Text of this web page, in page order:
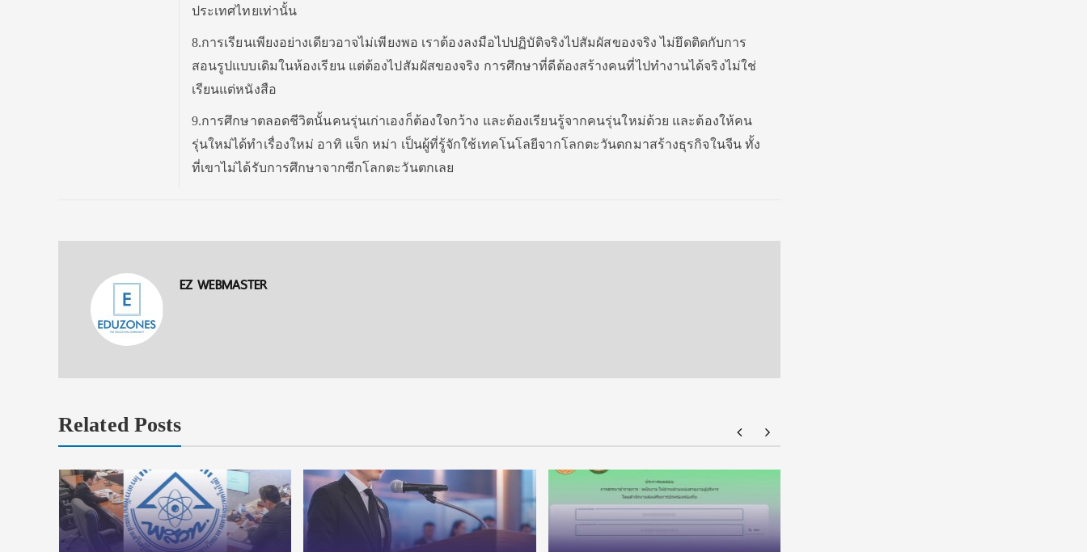
ประเทศไทยเท่านั้น
8.การเรียนเพียงอย่างเดียวอาจไม่เพียงพอ เราต้องลงมือไปปฏิบัติจริงไปสัมผัสของจริง ไม่ยึดติดกับการ
สอนรูปแบบเดิมในห้องเรียน แต่ต้องไปสัมผัสของจริง การศึกษาที่ดีต้องสร้างคนที่ไปทำงานได้จริงไม่ใช่
เรียนแต่หนังสือ
9.การศึกษาตลอดชีวิตนั้นคนรุ่นเก่าเองก็ต้องใจกว้าง และต้องเรียนรู้จากคนรุ่นใหม่ด้วย และต้องให้คน
รุ่นใหม่ได้ทำเรื่องใหม่ อาทิ แจ็ก หม่า เป็นผู้ที่รู้จักใช้เทคโนโลยีจากโลกตะวันตกมาสร้างธุรกิจในจีน ทั้ง
ที่เขาไม่ได้รับการศึกษาจากซีกโลกตะวันตกเลย
EZ WEBMASTER
Related Posts